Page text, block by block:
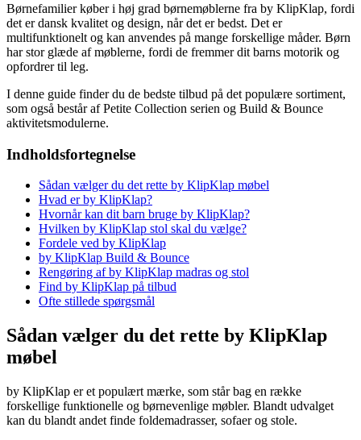
Børnefamilier køber i høj grad børnemøblerne fra by KlipKlap, fordi
det er dansk kvalitet og design, når det er bedst. Det er
multifunktionelt og kan anvendes på mange forskellige måder. Børn
har stor glæde af møblerne, fordi de fremmer dit barns motorik og
opfordrer til leg.
I denne guide finder du de bedste tilbud på det populære sortiment,
som også består af Petite Collection serien og Build & Bounce
aktivitetsmodulerne.
Indholdsfortegnelse
Sådan vælger du det rette by KlipKlap møbel
Hvad er by KlipKlap?
Hvornår kan dit barn bruge by KlipKlap?
Hvilken by KlipKlap stol skal du vælge?
Fordele ved by KlipKlap
by KlipKlap Build & Bounce
Rengøring af by KlipKlap madras og stol
Find by KlipKlap på tilbud
Ofte stillede spørgsmål
Sådan vælger du det rette by KlipKlap
møbel
by KlipKlap er et populært mærke, som står bag en række
forskellige funktionelle og børnevenlige møbler. Blandt udvalget
kan du blandt andet finde foldemadrasser, sofaer og stole.